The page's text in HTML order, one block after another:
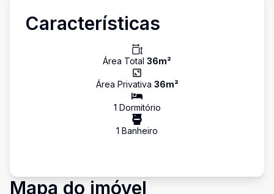
Características
Área Total 36m²
Área Privativa 36m²
1 Dormitório
1 Banheiro
Mapa do imóvel